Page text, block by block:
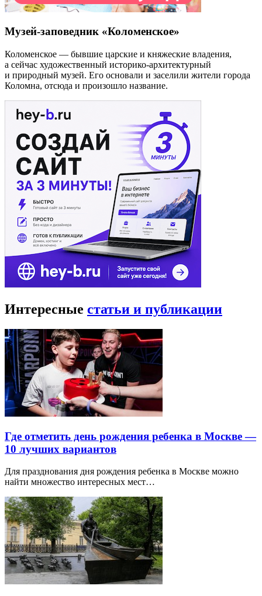
Музей-заповедник «Коломенское»
Коломенское — бывшие царские и княжеские владения,
а сейчас художественный историко-архитектурный
и природный музей. Его основали и заселили жители города
Коломна, отсюда и произошло название.
Интересные статьи и публикации
Где отметить день рождения ребенка в Москве —
10 лучших вариантов
Для празднования дня рождения ребенка в Москве можно
найти множество интересных мест…